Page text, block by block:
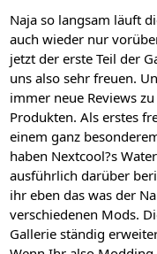
Naja so langsam läuft
auch wieder nur
jetzt der erste Teil der
uns also sehr freuen.
immer neue Reviews
Produkten. Als erstes
einem ganz
haben Nextcool?s
ausführlich darüber
ihr eben das was der
verschiedenen Mods.
Gallerie ständig